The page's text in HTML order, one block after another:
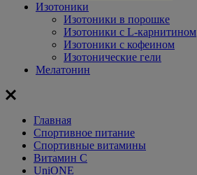
Изотоники
Изотоники в порошке
Изотоники с L-карнитином
Изотоники с кофеином
Изотонические гели
Мелатонин
Главная
Спортивное питание
Спортивные витамины
Витамин С
UniONE